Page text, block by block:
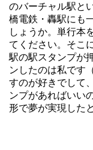
のバーチャル駅と
橋電鉄・轟駅にも
しょうか。単行本
てください。そこ
駅の駅スタンプが
ンしたのは私です
すのが好きでして
ンプがあればいい
形で夢が実現した